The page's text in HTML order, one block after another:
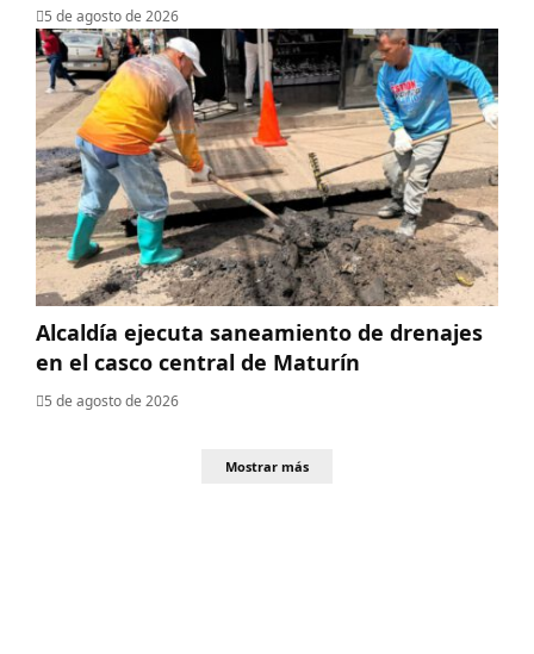
5 de agosto de 2026
Alcaldía ejecuta saneamiento de drenajes
en el casco central de Maturín
5 de agosto de 2026
Mostrar más